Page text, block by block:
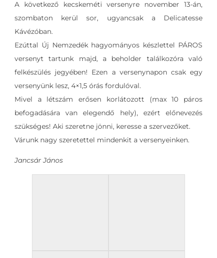
A következő kecskeméti versenyre november 13-án,
szombaton kerül sor, ugyancsak a Delicatesse
Kávézóban.
Ezúttal Új Nemzedék hagyományos készlettel PÁROS
versenyt tartunk majd, a beholder találkozóra való
felkészülés jegyében! Ezen a versenynapon csak egy
versenyünk lesz, 4×1,5 órás fordulóval.
Mivel a létszám erősen korlátozott (max 10 páros
befogadására van elegendő hely), ezért előnevezés
szükséges! Aki szeretne jönni, keresse a szervezőket.
Várunk nagy szeretettel mindenkit a versenyeinken.
Jancsár János